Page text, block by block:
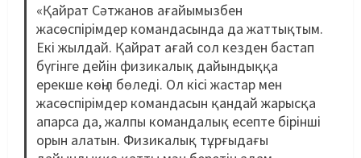
«Қайрат Сәтжанов ағайымызбен
жасөспірімдер командасында да жаттықтым.
Екі жылдай. Қайрат ағай сол кезден бастап
бүгінге дейін физикалық дайындыққа
ерекше көңіл бөледі. Ол кісі жастар мен
жасөспірімдер командасын қандай жарысқа
апарса да, жалпы командалық есепте бірінші
орын алатын. Физикалық тұрғыдағы